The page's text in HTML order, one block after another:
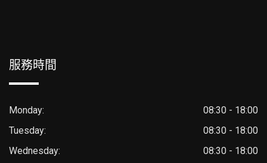
服務時間
Monday:
08:30 - 18:00
Tuesday:
08:30 - 18:00
Wednesday:
08:30 - 18:00